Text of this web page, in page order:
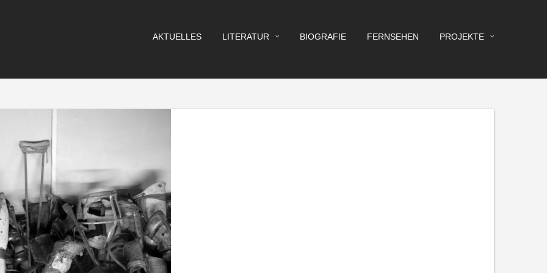
AKTUELLES LITERATUR BIOGRAFIE FERNSEHEN PROJEKTE